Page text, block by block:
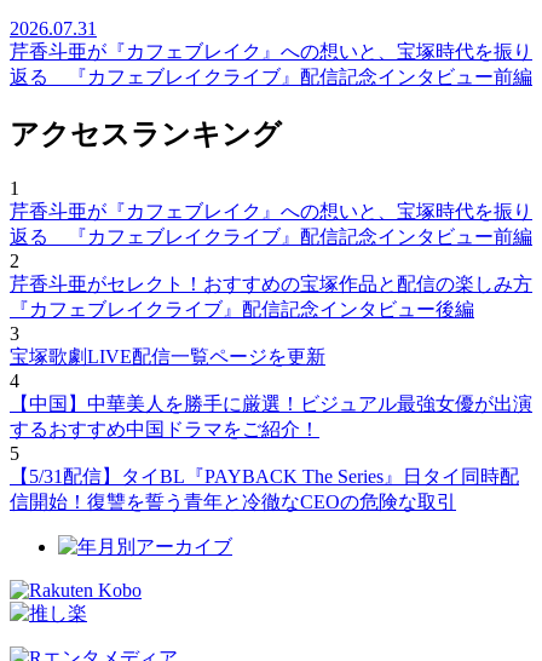
2026.07.31
芹香斗亜が『カフェブレイク』への想いと、宝塚時代を振り
返る 『カフェブレイクライブ』配信記念インタビュー前編
アクセスランキング
1
芹香斗亜が『カフェブレイク』への想いと、宝塚時代を振り
返る 『カフェブレイクライブ』配信記念インタビュー前編
2
芹香斗亜がセレクト！おすすめの宝塚作品と配信の楽しみ方
『カフェブレイクライブ』配信記念インタビュー後編
3
宝塚歌劇LIVE配信一覧ページを更新
4
【中国】中華美人を勝手に厳選！ビジュアル最強女優が出演
するおすすめ中国ドラマをご紹介！
5
【5/31配信】タイBL『PAYBACK The Series』日タイ同時配
信開始！復讐を誓う青年と冷徹なCEOの危険な取引